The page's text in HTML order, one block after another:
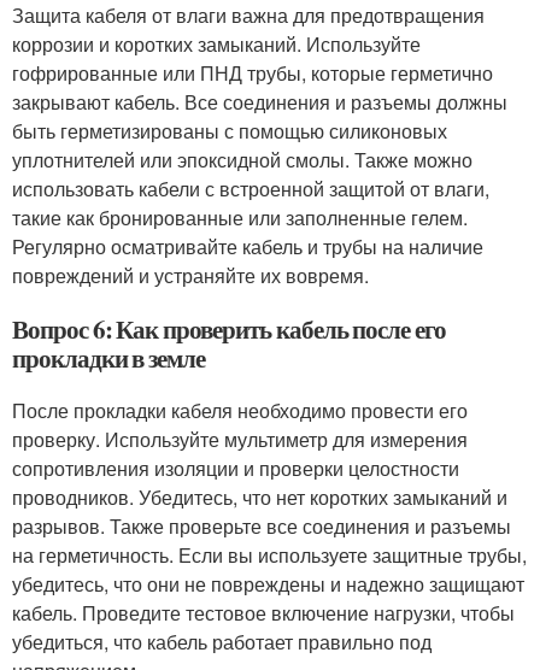
Защита кабеля от влаги важна для предотвращения
коррозии и коротких замыканий. Используйте
гофрированные или ПНД трубы, которые герметично
закрывают кабель. Все соединения и разъемы должны
быть герметизированы с помощью силиконовых
уплотнителей или эпоксидной смолы. Также можно
использовать кабели с встроенной защитой от влаги,
такие как бронированные или заполненные гелем.
Регулярно осматривайте кабель и трубы на наличие
повреждений и устраняйте их вовремя.
Вопрос 6: Как проверить кабель после его
прокладки в земле
После прокладки кабеля необходимо провести его
проверку. Используйте мультиметр для измерения
сопротивления изоляции и проверки целостности
проводников. Убедитесь, что нет коротких замыканий и
разрывов. Также проверьте все соединения и разъемы
на герметичность. Если вы используете защитные трубы,
убедитесь, что они не повреждены и надежно защищают
кабель. Проведите тестовое включение нагрузки, чтобы
убедиться, что кабель работает правильно под